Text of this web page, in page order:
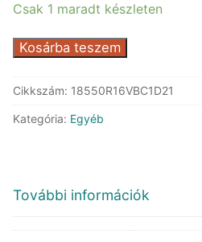
Csak 1 maradt készleten
Sumitomo
MFS
mennyiség
Kosárba teszem
Cikkszám: 18550R16VBC1D21
Kategória: Egyéb
További információk